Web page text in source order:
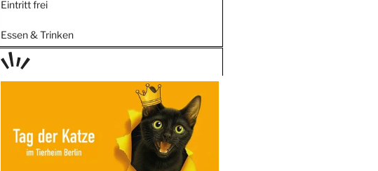
Eintritt frei
Essen & Trinken
TAGE